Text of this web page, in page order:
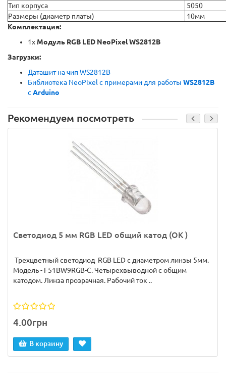
Тип корпуса
5050
Размеры (диаметр платы)
10мм
Комплектация:
1x Модуль RGB LED NeoPixel WS2812B
Загрузки:
Даташит на чип WS2812B
Библиотека NeoPixel с примерами для работы WS2812B
с Arduino
Рекомендуем посмотреть
Светодиод 5 мм RGB LED общий катод (ОК )
Трехцветный светодиод RGB LED с диаметром линзы 5мм.
Модель - F51BW9RGB-C. Четырехвыводной с общим
катодом. Линза прозрачная. Рабочий ток ..
4.00грн
В корзину